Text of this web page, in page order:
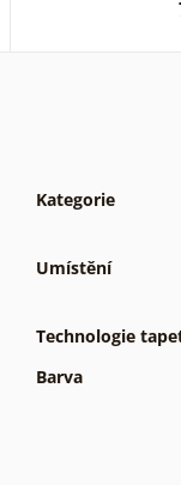
Kategorie
Umístění
Technologie
Barva